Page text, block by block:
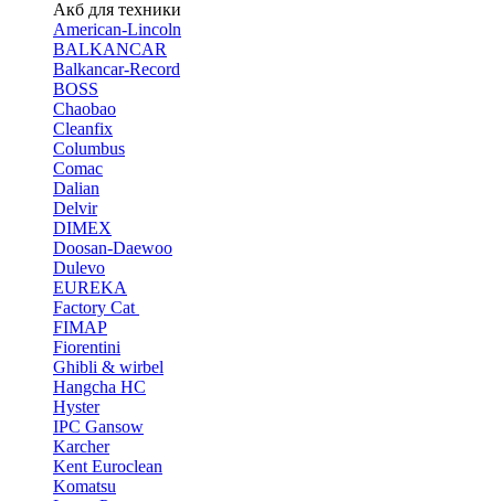
Акб для техники
American-Lincoln
BALKANCAR
Balkancar-Record
BOSS
Chaobao
Cleanfix
Columbus
Comac
Dalian
Delvir
DIMEX
Doosan-Daewoo
Dulevo
EUREKA
Factory Cat
FIMAP
Fiorentini
Ghibli & wirbel
Hangcha HC
Hyster
IPC Gansow
Karcher
Kent Euroclean
Komatsu